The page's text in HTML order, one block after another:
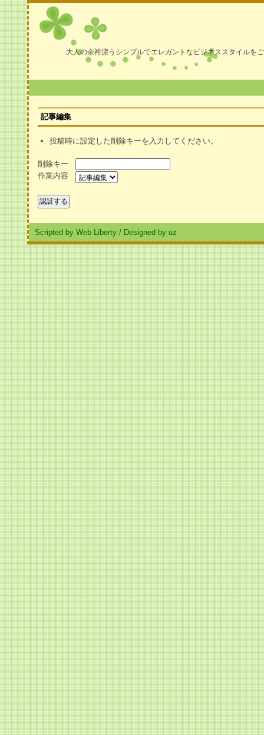
大人の余裕漂うシンプルでエレガントなビジネススタイルを
記事編集
投稿時に設定した削除キーを入力してください。
削除キー
作業内容
Scripted by Web Liberty / Designed by uz